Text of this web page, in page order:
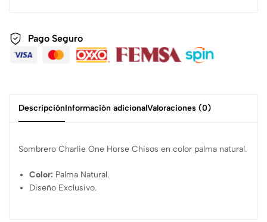
Pago Seguro
DescripciónInformación adicionalValoraciones (0)
Sombrero Charlie One Horse Chisos en color palma natural.
Color: Palma Natural.
Diseño Exclusivo.